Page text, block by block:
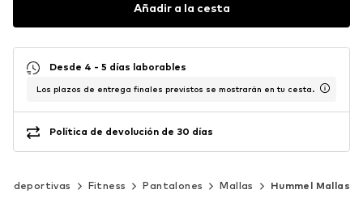
Añadir a la cesta
Desde 4 - 5 días laborables
Los plazos de entrega finales previstos se mostrarán en tu cesta.
Política de devolución de 30 días
deportivas Fitness Pantalones Mallas Hummel Mallas